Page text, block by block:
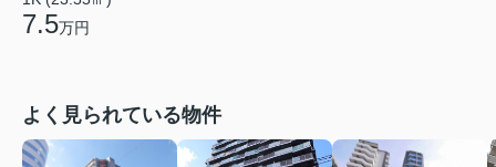
7.5万円
よく見られている物件